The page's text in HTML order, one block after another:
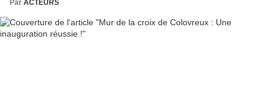
Par ACTEURS